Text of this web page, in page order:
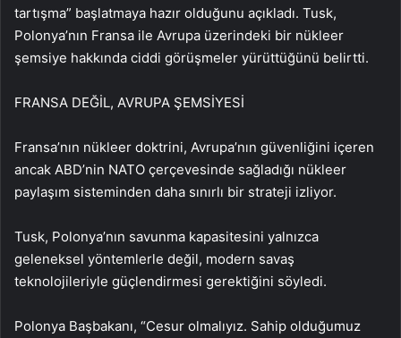
tartışma” başlatmaya hazır olduğunu açıkladı. Tusk,
Polonya’nın Fransa ile Avrupa üzerindeki bir nükleer
şemsiye hakkında ciddi görüşmeler yürüttüğünü belirtti.
FRANSA DEĞİL, AVRUPA ŞEMSİYESİ
Fransa’nın nükleer doktrini, Avrupa’nın güvenliğini içeren
ancak ABD’nin NATO çerçevesinde sağladığı nükleer
paylaşım sisteminden daha sınırlı bir strateji izliyor.
Tusk, Polonya’nın savunma kapasitesini yalnızca
geleneksel yöntemlerle değil, modern savaş
teknolojileriyle güçlendirmesi gerektiğini söyledi.
Polonya Başbakanı, “Cesur olmalıyız. Sahip olduğumuz